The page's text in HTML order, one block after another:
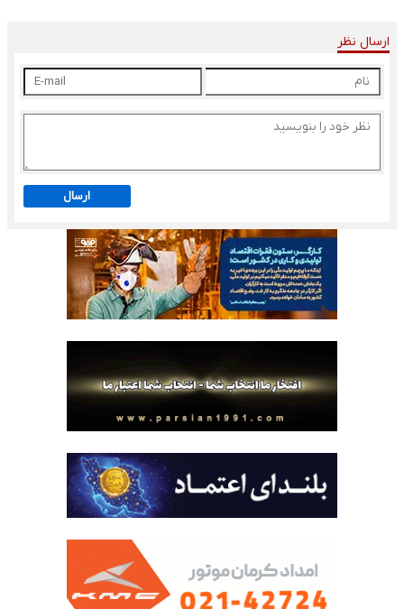
ارسال نظر
ارسال